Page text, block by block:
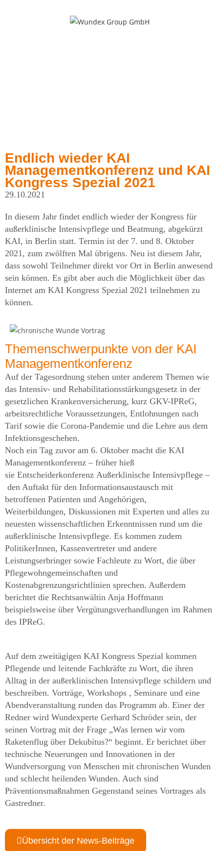
Endlich wieder KAI
Managementkonferenz und KAI
Kongress Spezial 2021
29.10.2021
In diesem Jahr findet endlich wieder der Kongress für
außerklinische Intensivpflege und Beatmung, abgekürzt
KAI, in Berlin statt. Termin ist der 7. und 8. Oktober
2021, zum zwölften Mal übrigens. Neu ist diesem Jahr,
dass sowohl Teilnehmer direkt vor Ort in Berlin anwesend
sein können. Es gibt aber auch die Möglichkeit über das
Internet am KAI Kongress Spezial 2021 teilnehmen zu
können.
Themenschwerpunkte von der KAI
Managementkonferenz
Auf der Tagesordnung stehen unter anderem Themen wie
das Intensiv- und Rehabilitationsstärkungsgesetz in der
gesetzlichen Krankenversicherung, kurz GKV-IPReG,
arbeitsrechtliche Voraussetzungen, Entlohnungen nach
Tarif sowie die Corona-Pandemie und die Lehre aus dem
Infektionsgeschehen.
Noch ein Tag zuvor am 6. Oktober macht die KAI
Managementkonferenz – früher hieß
sie Entscheiderkonferenz Außerklinische Intensivpflege –
den Auftakt für den Informationsaustausch mit
betroffenen Patienten und Angehörigen,
Weiterbildungen, Diskussionen mit Experten und alles zu
neuesten wissenschaftlichen Erkenntnissen rund um die
außerklinische Intensivpflege. Es kommen zudem
PolitikerInnen, Kassenvertreter und andere
Leistungserbringer sowie Fachleute zu Wort, die über
Pflegewohngemeinschaften und
Kostenabgrenzungsrichtlinien sprechen. Außerdem
berichtet die Rechtsanwältin Anja Hoffmann
beispielsweise über Vergütungsverhandlungen im Rahmen
des IPReG.
Auf dem zweitägigen KAI Kongress Spezial kommen
Pflegende und leitende Fachkräfte zu Wort, die ihren
Alltag in der außerklinischen Intensivpflege schildern und
beschreiben. Vorträge, Workshops , Seminare und eine
Abendveranstaltung runden das Programm ab. Einer der
Redner wird Wundexperte Gerhard Schröder sein, der
seinen Vortrag mit der Frage „Was lernen wir vom
Raketenflug über Dekubitus?“ beginnt. Er berichtet über
technische Neuerungen und Innovationen in der
Wundversorgung von Menschen mit chronischen Wunden
und schlecht heilenden Wunden. Auch sind
Präventionsmaßnahmen Gegenstand seines Vortrages als
Gastredner.
Übersicht der News-Beiträge